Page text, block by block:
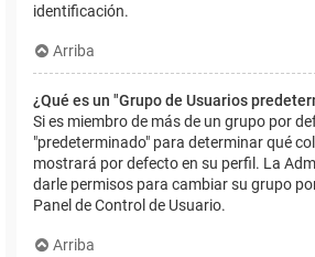
identificación.
Arriba
¿Qué es un "Grupo de Usuarios
Si es miembro de más de un grupo por
"predeterminado" para determinar qué
mostrará por defecto en su perfil. La
darle permisos para cambiar su grupo
Panel de Control de Usuario.
Arriba